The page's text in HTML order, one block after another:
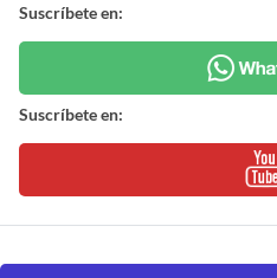
Suscríbete en:
Suscríbete en: